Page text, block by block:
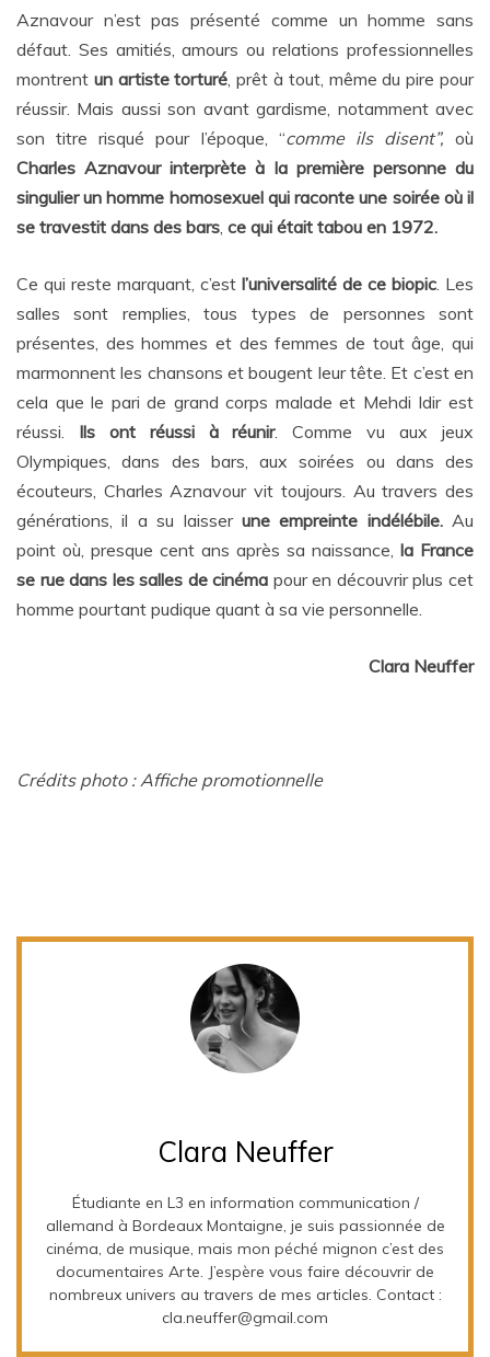
Aznavour n’est pas présenté comme un homme sans
défaut. Ses amitiés, amours ou relations professionnelles
montrent un artiste torturé, prêt à tout, même du pire pour
réussir. Mais aussi son avant gardisme, notamment avec
son titre risqué pour l’époque, “comme ils disent”, où
Charles Aznavour interprète à la première personne du
singulier un homme homosexuel qui raconte une soirée où il
se travestit dans des bars, ce qui était tabou en 1972.
Ce qui reste marquant, c’est l’universalité de ce biopic. Les
salles sont remplies, tous types de personnes sont
présentes, des hommes et des femmes de tout âge, qui
marmonnent les chansons et bougent leur tête. Et c’est en
cela que le pari de grand corps malade et Mehdi Idir est
réussi. Ils ont réussi à réunir. Comme vu aux jeux
Olympiques, dans des bars, aux soirées ou dans des
écouteurs, Charles Aznavour vit toujours. Au travers des
générations, il a su laisser une empreinte indélébile. Au
point où, presque cent ans après sa naissance, la France
se rue dans les salles de cinéma pour en découvrir plus cet
homme pourtant pudique quant à sa vie personnelle.
Clara Neuffer
Crédits photo : Affiche promotionnelle
Clara Neuffer
Étudiante en L3 en information communication /
allemand à Bordeaux Montaigne, je suis passionnée de
cinéma, de musique, mais mon péché mignon c’est des
documentaires Arte. J’espère vous faire découvrir de
nombreux univers au travers de mes articles. Contact :
cla.neuffer@gmail.com